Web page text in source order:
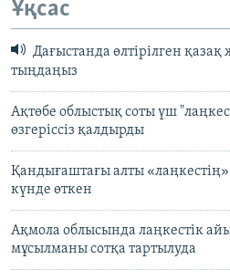
Ұқсас
Дағыстанда өлтірілген
тыңдаңыз
Ақтөбе облыстық соты үш
өзгеріссіз қалдырды
Қандығаштағы алты «лаңкестің»
күнде өткен
Ақмола облысында лаңкестік
мұсылманы сотқа тартылуда